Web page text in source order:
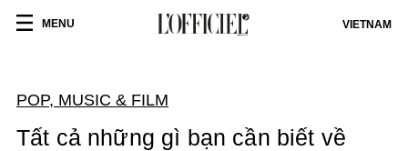
MENU VIETNAM
POP, MUSIC & FILM
Tất cả những gì bạn cần biết về